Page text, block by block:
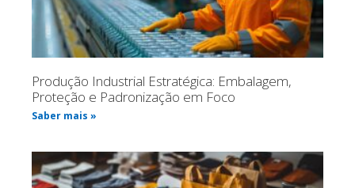
Produção Industrial Estratégica: Embalagem,
Proteção e Padronização em Foco
Saber mais »